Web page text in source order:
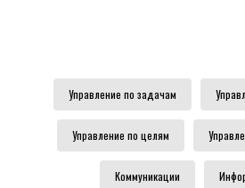
Управление по задачам
Управление по целям
Коммуникации